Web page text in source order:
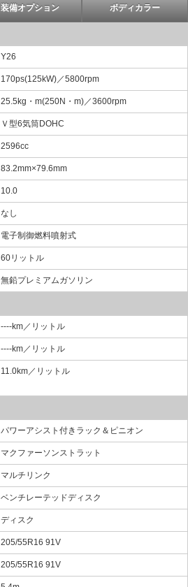
装備オプション ボディカラー
Y26
170ps(125kW)／5800rpm
25.5kg・m(250N・m)／3600rpm
Ｖ型6気筒DOHC
2596cc
83.2mm×79.6mm
10.0
なし
電子制御燃料噴射式
60リットル
無鉛プレミアムガソリン
----km／リットル
----km／リットル
11.0km／リットル
パワーアシスト付きラック＆ピニオン
マクファーソンストラット
マルチリンク
ベンチレーテッドディスク
ディスク
205/55R16 91V
205/55R16 91V